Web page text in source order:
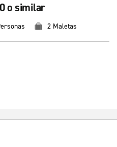
o similar
2 Maletas